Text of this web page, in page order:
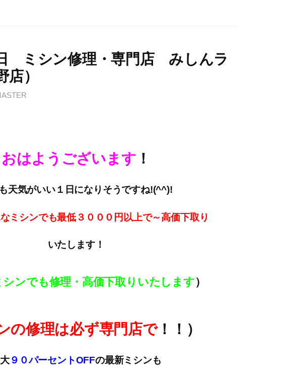
ミシン修理・専門店 みしんラ
）
おはようございます ！
天気がいい１日になりそうですね!(^^)!
ミシンでも最低３０００円以上で～高価下取 り
いたします！
シンでも修理・高価下取りいたします）
の修理は必ず専門店で！！）
９０パーセントOFFの最新ミシンも